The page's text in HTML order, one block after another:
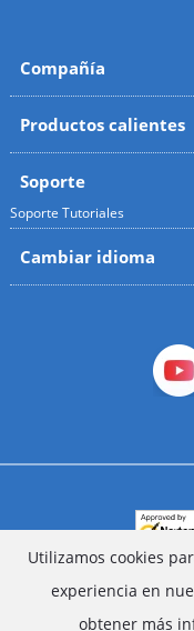
Utilizamos cookies
experiencia en
obtener más
Compañía
Productos calientes
Soporte
Soporte Tutoriales
Cambiar idioma
Todos